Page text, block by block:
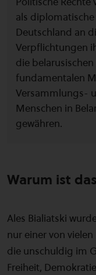
als
Deutschland an
Verpflichtungen
die
fundamentalen
Versammlungs-
Menschen in
gewähren.
Warum ist
Ales Bialiatski
nur einer von
die unschuldig im
Freiheit,